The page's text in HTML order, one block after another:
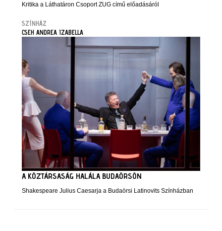
Kritika a Láthatáron Csoport ZUG című előadásáról
SZÍNHÁZ
CSEH ANDREA IZABELLA
A KÖZTÁRSASÁG HALÁLA BUDAÖRSÖN
Shakespeare Julius Caesarja a Budaörsi Latinovits Színházban